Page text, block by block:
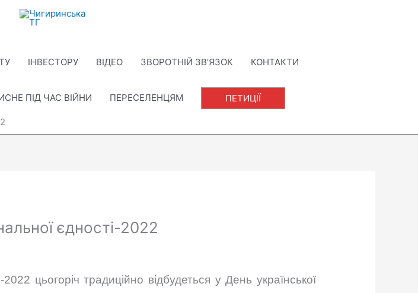
ІНВЕСТОРУ ВІДЕО ЗВОРОТНІЙ ЗВ’ЯЗОК КОНТАКТИ
ПІД ЧАС ВІЙНИ ПЕРЕСЕЛЕНЦЯМ ПЕТИЦІЇ
єдності-2022
цьогоріч традиційно відбудеться у День української